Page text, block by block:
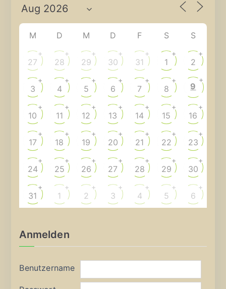
v
M D M D F S S
27
+
28
+
29
+
30
+
31
+
1
+
2
+
3
+
4
+
5
+
6
+
7
+
8
+
9
+
10
+
11
+
12
+
13
+
14
+
15
+
16
+
17
+
18
+
19
+
20
+
21
+
22
+
23
+
24
+
25
+
26
+
27
+
28
+
29
+
30
+
31
+
1
+
2
+
3
+
4
+
5
+
6
+
Anmelden
Benutzername